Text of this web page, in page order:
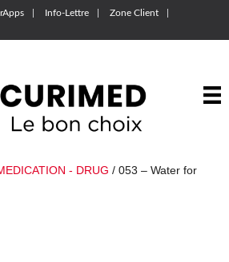
Info-Lettre Zone Client
- DRUG / 053 – Water for